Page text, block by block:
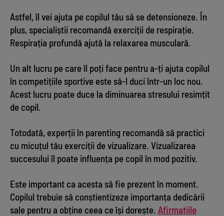
Astfel, îl vei ajuta pe copilul tău să se detensioneze. În
plus, specialiștii recomandă exerciții de respirație.
Respirația profundă ajută la relaxarea musculară.
Un alt lucru pe care îl poți face pentru a-ți ajuta copilul
în competițiile sportive este să-l duci într-un loc nou.
Acest lucru poate duce la diminuarea stresului resimțit
de copil.
Totodată, experții în parenting recomandă să practici
cu micuțul tău exerciții de vizualizare. Vizualizarea
succesului îl poate influența pe copil în mod pozitiv.
Este important ca acesta să fie prezent în moment.
Copilul trebuie să conștientizeze importanța dedicării
sale pentru a obține ceea ce își dorește. Afirmațiile